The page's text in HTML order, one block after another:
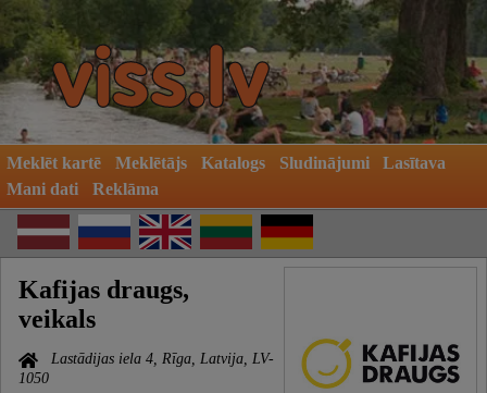
Meklēt kartē Meklētājs Katalogs Sludinājumi
Lasītava
Mani dati
Reklāma
Kafijas draugs,
veikals
Lastādijas iela 4, Rīga, Latvija, LV-
1050